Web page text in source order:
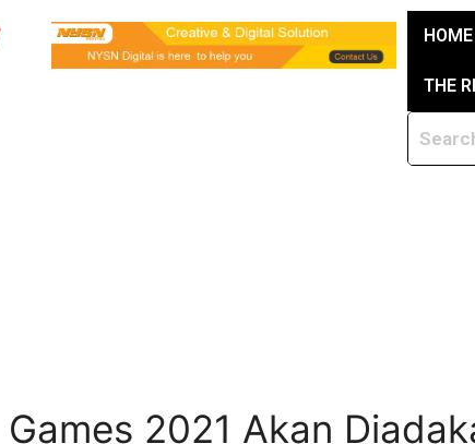
HOME
THE
2021 Akan